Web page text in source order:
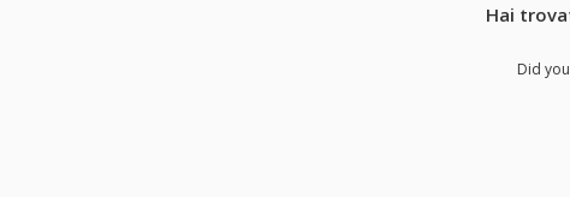
Hai
Did